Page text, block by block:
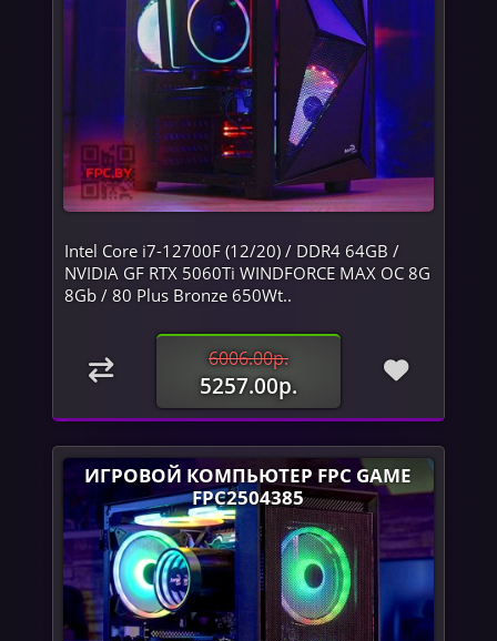
Intel Core i7-12700F (12/20) / DDR4 64GB /
NVIDIA GF RTX 5060Ti WINDFORCE MAX OC 8G
8Gb / 80 Plus Bronze 650Wt..
6006.00р.
5257.00р.
ИГРОВОЙ КОМПЬЮТЕР FPC GAME
FPC2504385